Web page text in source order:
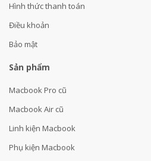
Hình thức thanh toán
Điều khoản
Bảo mật
Sản phẩm
Macbook Pro cũ
Macbook Air cũ
Linh kiện Macbook
Phụ kiện Macbook